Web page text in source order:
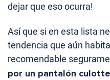
dejar que eso ocurra!
Así que si en esta lista
tendencia que aún
recomendable
por un pantalón culotte